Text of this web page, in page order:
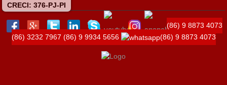
CRECI: 376-PJ-PI
(86) 9 8873 4073
(86) 3232 7967 (86) 9 9934 5656 (86) 9 8873 4073